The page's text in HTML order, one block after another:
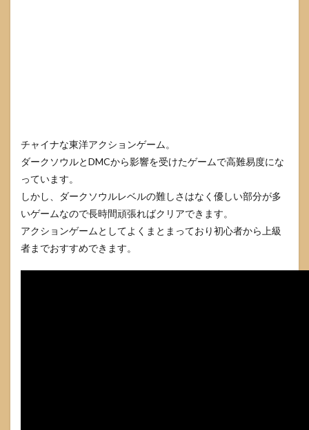
チャイナな東洋アクションゲーム。
ダークソウルとDMCから影響を受けたゲームで高難易度にな
っています。
しかし、ダークソウルレベルの難しさはなく優しい部分が多
いゲームなので長時間頑張ればクリアできます。
アクションゲームとしてよくまとまっており初心者から上級
者までおすすめできます。